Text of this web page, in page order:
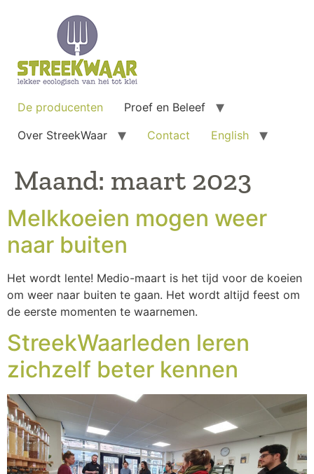
De producenten
Proef en Beleef
Over StreekWaar
Contact English
Maand: maart 2023
Melkkoeien mogen weer
naar buiten
Het wordt lente! Medio-maart is het tijd voor de koeien
om weer naar buiten te gaan. Het wordt altijd feest om
de eerste momenten te waarnemen.
StreekWaarleden leren
zichzelf beter kennen